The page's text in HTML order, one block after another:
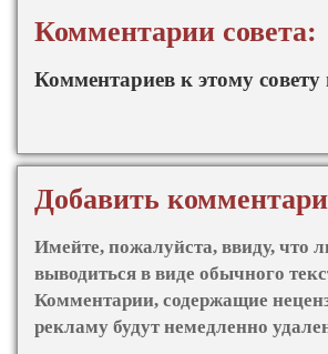
Комментарии совета:
Комментариев к этому совету
Добавить
Имейте, пожалуйста, ввиду, что
выводиться в виде обычного
Комментарии, содержащие
рекламу будут немедленно